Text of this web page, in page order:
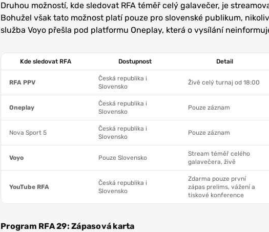
Druhou možností, kde sledovat RFA téměř celý galavečer, je
Bohužel však tato možnost platí pouze pro slovenské publikum,
služba Voyo přešla pod platformu Oneplay, která o vysílání
Kde sledovat RFA Dostupnost Detail
RFA PPV
Česká republika i
Slovensko
Živě celý turnaj od 18:00
Oneplay
Česká republika i
Slovensko
Pouze záznam
Nova Sport 5
Česká republika i
Slovensko
Pouze záznam
Voyo Pouze Slovensko
Stream téměř celého
galavečera, živě
YouTube RFA
Česká republika i
Slovensko
Zdarma pouze první
zápas prelims, vážení a
tiskové konference
Program RFA 29: Zápasová karta